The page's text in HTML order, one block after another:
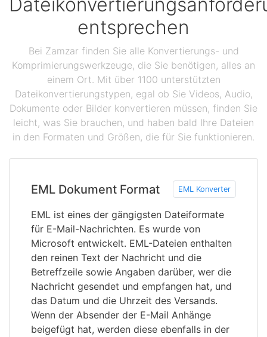
entsprechen
Bei Zamzar finden Sie alle Konvertierungs- und
Komprimierungswerkzeuge, die Sie benötigen, alles an
einem Ort. Mit über 1100 unterstützten
Dateikonvertierungstypen, egal ob Sie Videos, Audio,
Dokumente oder Bilder konvertieren müssen, finden Sie
leicht, was Sie brauchen, und haben bald Ihre Dateien
in den Formaten und Größen, die für Sie funktionieren.
EML Dokument Format EML Konverter
EML ist eines der gängigsten Dateiformate
für E-Mail-Nachrichten. Es wurde von
Microsoft entwickelt. EML-Dateien enthalten
den reinen Text der Nachricht und die
Betreffzeile sowie Angaben darüber, wer die
Nachricht gesendet und empfangen hat, und
das Datum und die Uhrzeit des Versands.
Wenn der Absender der E-Mail Anhänge
beigefügt hat, werden diese ebenfalls in der